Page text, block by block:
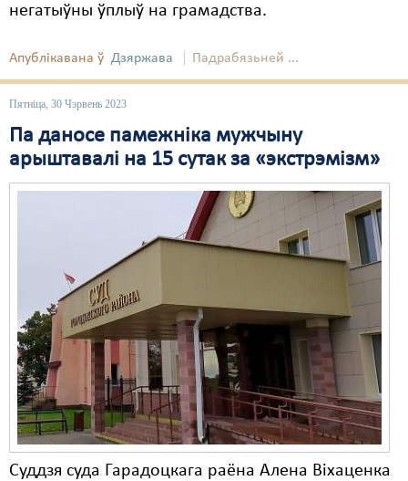
негатыўны ўплыў на грамадства.
Апублікавана ў Дзяржава Падрабязьней ...
Пятніца, 30 Чэрвень 2023
Па даносе памежніка мужчыну
арыштавалі на 15 сутак за «экстрэмізм»
Суддзя суда Гарадоцкага раёна Алена Віхаценка
Праваабаронцы
Правы дзіцяці
Пэнітэнцыярная сыстэма
Распальваньне варожасьці
Рознае
Сьмяротнае пакараньне
Экалёгія
Правы працоўных
Сацыяльныя правы